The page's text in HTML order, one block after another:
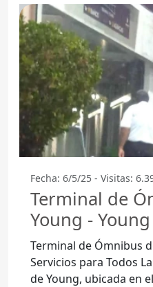
Fecha: 6/5/25 - Visitas:
Terminal de
Young - Young
Terminal de Ómnibus
Servicios para Todos La Terminal de Ómnibus
de Young, ubicada en